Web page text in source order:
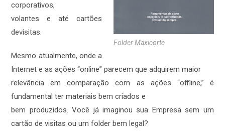
Folder Maxicorte
corporativos,
volantes e até cartões
devisitas.
Mesmo atualmente, onde a
Internet e as ações “online” parecem que adquirem maior
relevância em comparação com as ações “offline,” é
fundamental ter materiais bem criados e
bem produzidos. Você já imaginou sua Empresa sem um
cartão de visitas ou um folder bem legal?